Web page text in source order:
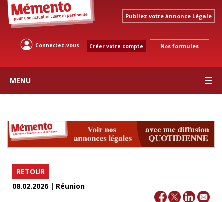
Publiez votre Annonce Légale
Connectez-vous Créer votre compte Nos formules
MENU
RETOUR
08.02.2026 | Réunion